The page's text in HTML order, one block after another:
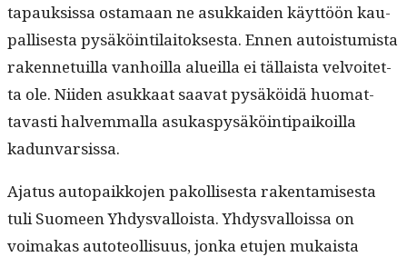
tapauk­sis­sa osta­maan ne asukkaiden käyt­töön kau­
pal­lis­es­ta pysäköin­ti­laitok­ses­ta. Ennen autois­tu­mista
raken­ne­tu­il­la van­hoil­la alueil­la ei täl­laista velvoitet­
ta ole. Niiden asukkaat saa­vat pysäköidä huo­mat­
tavasti halvem­mal­la asukaspysäköin­tipaikoil­la
kadunvarsissa.
Aja­tus autopaikko­jen pakol­lis­es­ta rak­en­tamis­es­ta
tuli Suomeen Yhdys­val­loista. Yhdys­val­lois­sa on
voimakas auto­te­ol­lisu­us, jon­ka etu­jen mukaista